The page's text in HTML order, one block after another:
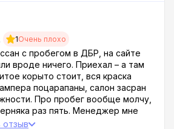
1Очень плохо
с пробегом в ДБР, на сайте
вроде ничего. Приехал – а там
корыто стоит, вся краска
поцарапаны, салон засран
Про пробег вообще молчу,
раз пять. Менеджер мне
это же бу автомобиль, чего вы
отзыв